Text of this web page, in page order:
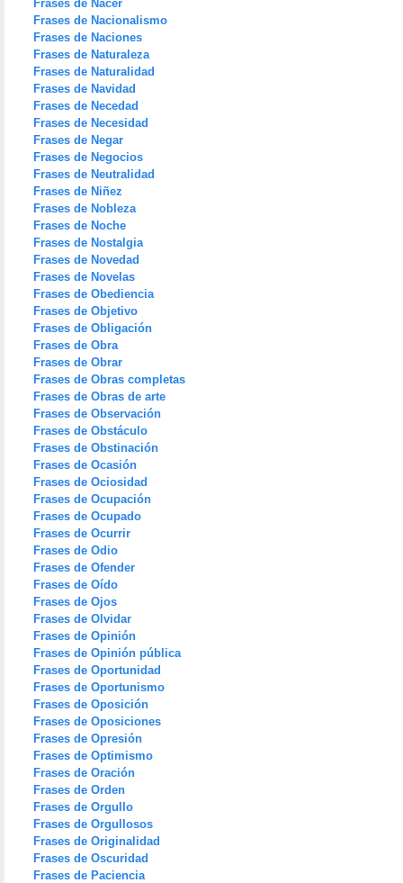
Frases de Nacer
Frases de Nacionalismo
Frases de Naciones
Frases de Naturaleza
Frases de Naturalidad
Frases de Navidad
Frases de Necedad
Frases de Necesidad
Frases de Negar
Frases de Negocios
Frases de Neutralidad
Frases de Niñez
Frases de Nobleza
Frases de Noche
Frases de Nostalgia
Frases de Novedad
Frases de Novelas
Frases de Obediencia
Frases de Objetivo
Frases de Obligación
Frases de Obra
Frases de Obrar
Frases de Obras completas
Frases de Obras de arte
Frases de Observación
Frases de Obstáculo
Frases de Obstinación
Frases de Ocasión
Frases de Ociosidad
Frases de Ocupación
Frases de Ocupado
Frases de Ocurrir
Frases de Odio
Frases de Ofender
Frases de Oído
Frases de Ojos
Frases de Olvidar
Frases de Opinión
Frases de Opinión pública
Frases de Oportunidad
Frases de Oportunismo
Frases de Oposición
Frases de Oposiciones
Frases de Opresión
Frases de Optimismo
Frases de Oración
Frases de Orden
Frases de Orgullo
Frases de Orgullosos
Frases de Originalidad
Frases de Oscuridad
Frases de Paciencia